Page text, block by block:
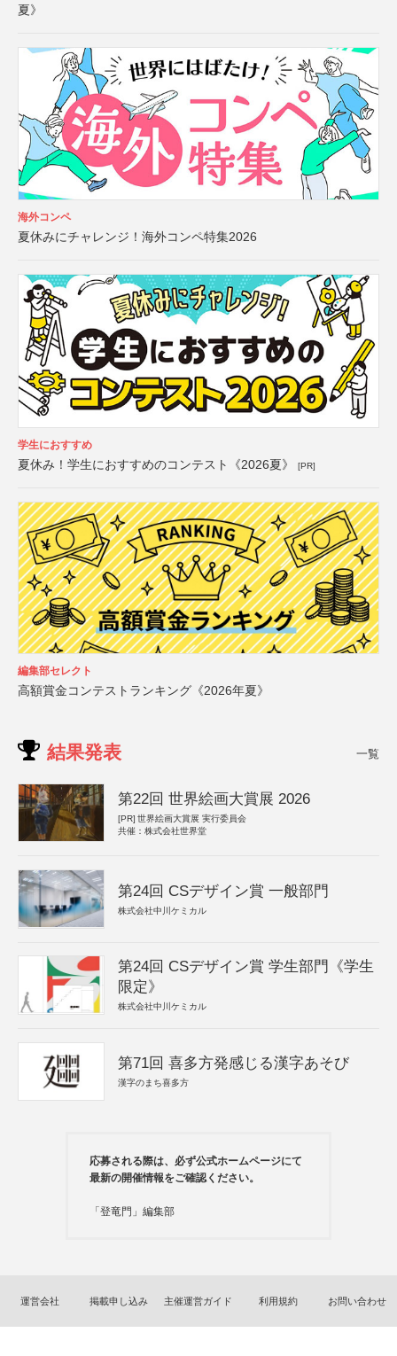
夏》
海外コンペ
夏休みにチャレンジ！海外コンペ特集2026
学生におすすめ
夏休み！学生におすすめのコンテスト《2026夏》 [PR]
編集部セレクト
高額賞金コンテストランキング《2026年夏》
結果発表 一覧
第22回 世界絵画大賞展 2026
[PR] 世界絵画大賞展 実行委員会
共催：株式会社世界堂
第24回 CSデザイン賞 一般部門
株式会社中川ケミカル
第24回 CSデザイン賞 学生部門《学生
限定》
株式会社中川ケミカル
第71回 喜多方発感じる漢字あそび
漢字のまち喜多方
応募される際は、必ず公式ホームページにて
最新の開催情報をご確認ください。
「登竜門」編集部
運営会社 掲載申し込み 主催運営ガイド 利用規約 お問い合わせ